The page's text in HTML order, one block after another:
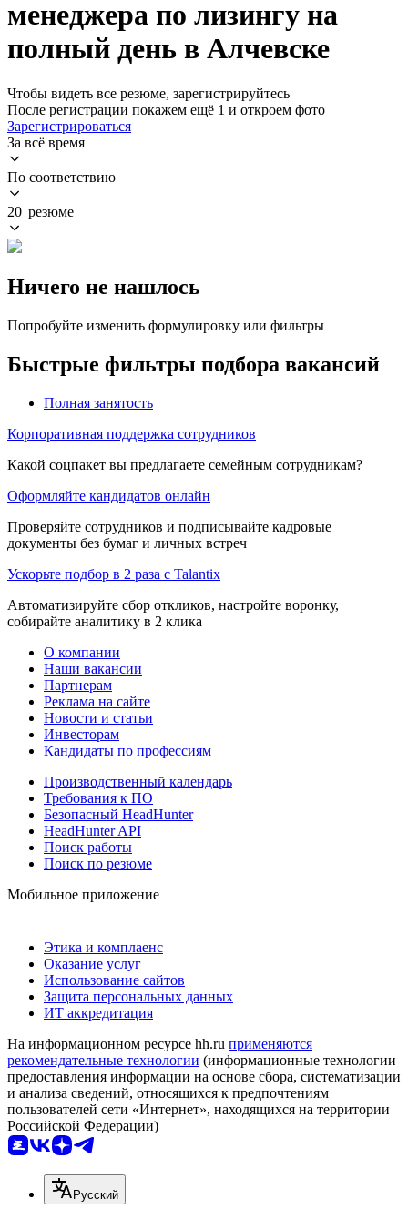
менеджера по лизингу на
полный день в Алчевске
Чтобы видеть все резюме, зарегистрируйтесь
После регистрации покажем ещё 1 и откроем фото
Зарегистрироваться
За всё время
По соответствию
20 резюме
Ничего не нашлось
Попробуйте изменить формулировку или фильтры
Быстрые фильтры подбора вакансий
Полная занятость
Корпоративная поддержка сотрудников
Какой соцпакет вы предлагаете семейным сотрудникам?
Оформляйте кандидатов онлайн
Проверяйте сотрудников и подписывайте кадровые
документы без бумаг и личных встреч
Ускорьте подбор в 2 раза с Talantix
Автоматизируйте сбор откликов, настройте воронку,
собирайте аналитику в 2 клика
О компании
Наши вакансии
Партнерам
Реклама на сайте
Новости и статьи
Инвесторам
Кандидаты по профессиям
Производственный календарь
Требования к ПО
Безопасный HeadHunter
HeadHunter API
Поиск работы
Поиск по резюме
Мобильное приложение
Этика и комплаенс
Оказание услуг
Использование сайтов
Защита персональных данных
ИТ аккредитация
На информационном ресурсе hh.ru применяются
рекомендательные технологии (информационные технологии
предоставления информации на основе сбора, систематизации
и анализа сведений, относящихся к предпочтениям
пользователей сети «Интернет», находящихся на территории
Российской Федерации)
Русский